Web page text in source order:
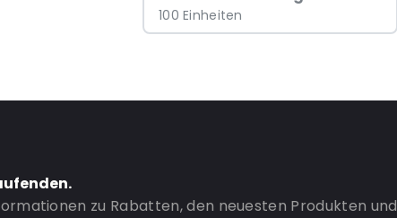
100 Einheiten
zu Rabatten, den neuesten Produkten und